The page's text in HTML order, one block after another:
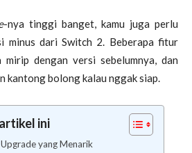
-nya tinggi banget, kamu juga perlu
minus dari Switch 2. Beberapa fitur
dengan versi sebelumnya, dan
kantong bolong kalau nggak siap.
ini
yang Menarik